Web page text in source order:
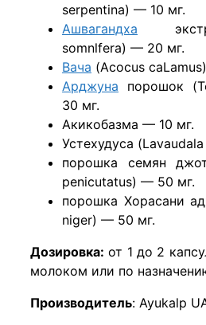
serpentina) — 10 мг.
Ашвагандха
somnlfera) — 20 мг.
Вача (Acocus
Арджуна порошок
30 мг.
Акикобазма — 10 мг.
Устехудуса
порошка семян
penicutatus) — 50 мг.
порошка Хорасани
niger) — 50 мг.
Дозировка: от 1 до 2
молоком или по
Производитель: Ayukalp